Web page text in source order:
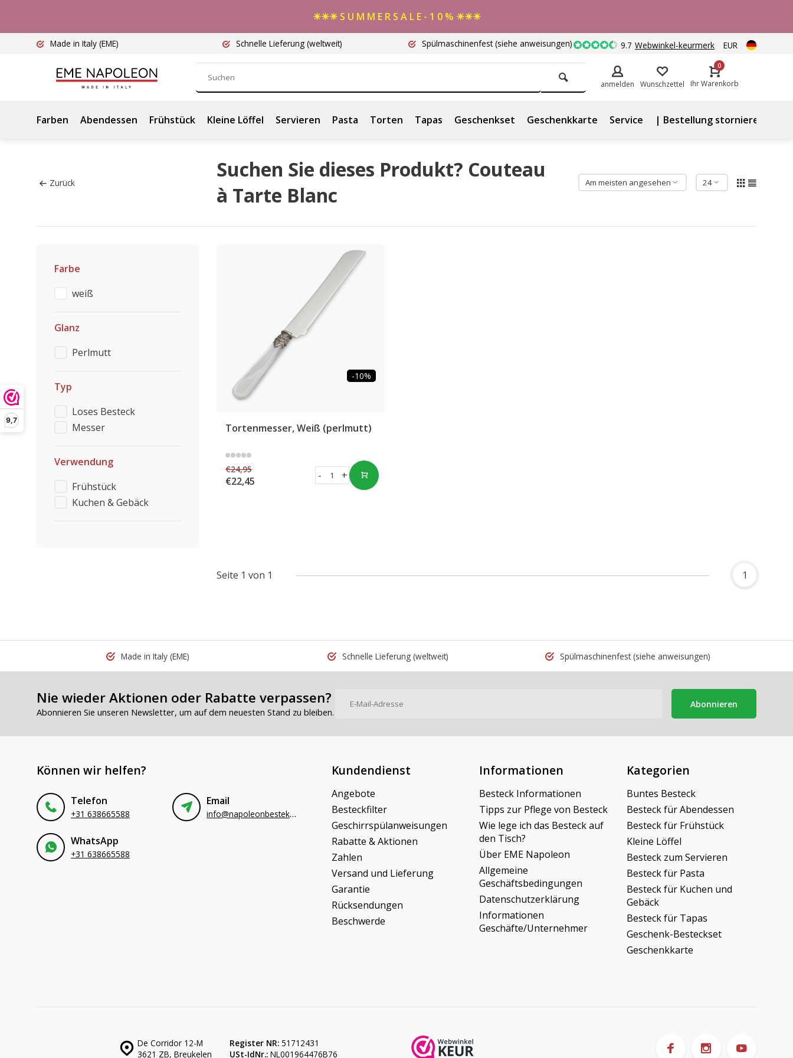
9,7
☀☀☀ S U M M E R S A L E - 1 0 % ☀☀☀
Made in Italy (EME) Schnelle Lieferung (weltweit) Spülmaschinenfest(siehe anweisungen) 9.7 Webwinkel-keurmerk EUR
anmelden Wunschzettel
0
Ihr Warenkorb
Farben Abendessen Frühstück Kleine Löffel Servieren Pasta Torten Tapas Geschenkset Geschenkkarte Service | Bestellung stornieren
Zurück
Suchen Sie dieses Produkt? Couteau
à Tarte Blanc
Farbe
weiß
Glanz
Perlmutt
Typ
Loses Besteck
Messer
Verwendung
Frühstück
Kuchen & Gebäck
-10%
Tortenmesser, Weiß (perlmutt)
€24,95
€22,45 +
-
Seite 1 von 1 1
Made in Italy (EME) Schnelle Lieferung (weltweit) Spülmaschinenfest(siehe anweisungen)
Nie wieder Aktionen oder Rabatte verpassen?
Abonnieren Sie unseren Newsletter, um auf dem neuesten Stand zu bleiben.
Abonnieren
Können wir helfen?
Telefon
+31 638665588
Email
info@napoleonbestek.nl
WhatsApp
+31 638665588
Kundendienst
Angebote
Besteckfilter
Geschirrspülanweisungen
Rabatte & Aktionen
Zahlen
Versand und Lieferung
Garantie
Rücksendungen
Beschwerde
Informationen
Besteck Informationen
Tipps zur Pflege von Besteck
Wie lege ich das Besteck auf
den Tisch?
Über EME Napoleon
Allgemeine
Geschäftsbedingungen
Datenschutzerklärung
Informationen
Geschäfte/Unternehmer
Kategorien
Buntes Besteck
Besteck für Abendessen
Besteck für Frühstück
Kleine Löffel
Besteck zum Servieren
Besteck für Pasta
Besteck für Kuchen und
Gebäck
Besteck für Tapas
Geschenk-Besteckset
Geschenkkarte
De Corridor 12-M
3621 ZB, Breukelen
Register NR: 51712431
USt-IdNr.: NL001964476B76